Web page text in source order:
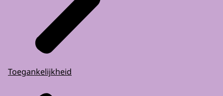
Toegankelijkheid